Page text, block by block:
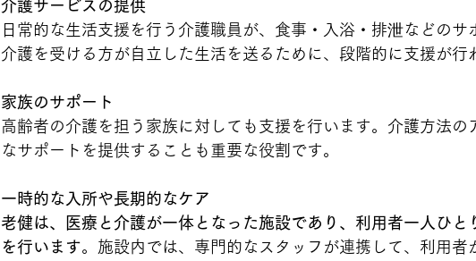
介護サービスの提供
日常的な生活支援を行う介護職員が、食事・入浴・排泄などのサ
介護を受ける方が自立した生活を送るために、段階的に支援が行
家族のサポート
高齢者の介護を担う家族に対しても支援を行います。介護方法の
なサポートを提供することも重要な役割です。
一時的な入所や長期的なケア
老健は、医療と介護が一体となった施設であり、利用者一人ひと
を行います。施設内では、専門的なスタッフが連携して、利用者